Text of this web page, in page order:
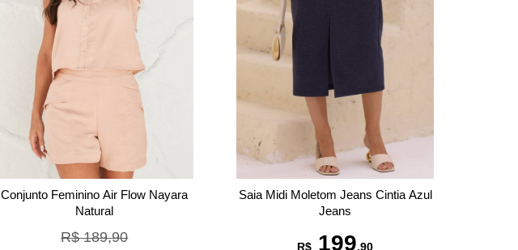
Conjunto Feminino Air Flow Nayara
Natural
R$ 189,90
Saia Midi Moletom Jeans Cintia Azul
Jeans
R$ 199,90